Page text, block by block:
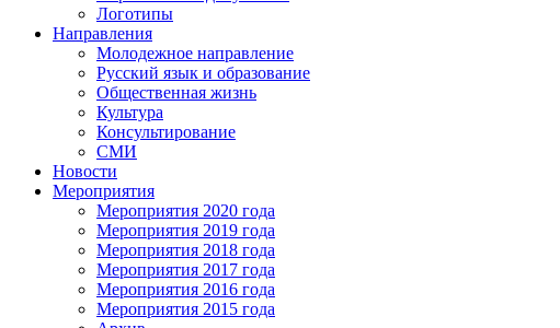
Логотипы
Направления
Молодежное направление
Русский язык и образование
Общественная жизнь
Культура
Консультирование
СМИ
Новости
Мероприятия
Мероприятия 2020 года
Мероприятия 2019 года
Мероприятия 2018 годa
Мероприятия 2017 года
Мероприятия 2016 года
Мероприятия 2015 года